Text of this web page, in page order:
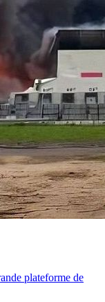
plateforme de